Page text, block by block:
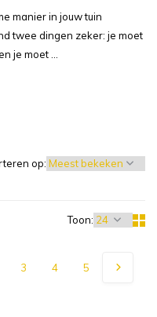
manier in jouw tuin
twee dingen zeker: je moet
je moet ...
Toon:
op:
3 4 5